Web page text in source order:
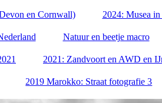
en Cornwall) 2024: Musea
Natuur en beetje macro
2021: Zandvoort en AWD en
2019 Marokko: Straat fotografie 3